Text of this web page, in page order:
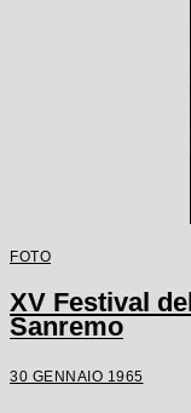
FOTO
XV Festival
Sanremo
30 GENNAIO 1965